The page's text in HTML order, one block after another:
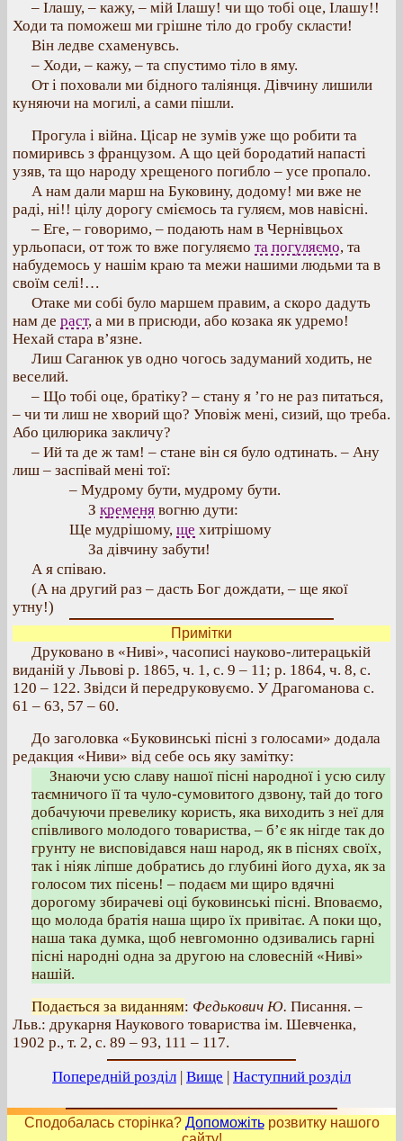
– Ілашу, – кажу, – мій Ілашу! чи що тобі оце, Ілашу!!
Ходи та поможеш ми грішне тіло до гробу скласти!
Він ледве схаменувсь.
– Ходи, – кажу, – та спустимо тіло в яму.
От і поховали ми бідного таліянця. Дівчину лишили
куняючи на могилі, а сами пішли.
Прогула і війна. Цісар не зумів уже що робити та
помиривсь з французом. А що цей бородатий напасті
узяв, та що народу хрещеного погибло – усе пропало.
А нам дали марш на Буковину, додому! ми вже не
раді, ні!! цілу дорогу сміємось та гуляєм, мов навісні.
– Еге, – говоримо, – подають нам в Чернівцьох
урльопаси, от тож то вже погуляємо та погуляємо, та
набудемось у нашім краю та межи нашими людьми та в
своїм селі!…
Отаке ми собі було маршем правим, а скоро дадуть
нам де раст, а ми в присюди, або козака як удремо!
Нехай стара в’язне.
Лиш Саганюк ув одно чогось задуманий ходить, не
веселий.
– Що тобі оце, братіку? – стану я ’го не раз питаться,
– чи ти лиш не хворий що? Уповіж мені, сизий, що треба.
Або цилюрика закличу?
– Ий та де ж там! – стане він ся було одтинать. – Ану
лиш – заспівай мені тої:
– Мудрому бути, мудрому бути.
З кременя вогню дути:
Ще мудрішому, ще хитрішому
За дівчину забути!
А я співаю.
(А на другий раз – дасть Бог дождати, – ще якої
утну!)
Примітки
Друковано в «Ниві», часописі науково-литерацькій
виданій у Львові р. 1865, ч. 1, с. 9 – 11; р. 1864, ч. 8, с.
120 – 122. Звідси й передруковуємо. У Драгоманова с.
61 – 63, 57 – 60.
До заголовка «Буковинські пісні з голосами» додала
редакция «Ниви» від себе ось яку замітку:
Знаючи усю славу нашої пісні народної і усю силу
таємничого її та чуло-сумовитого дзвону, тай до того
добачуючи превелику користь, яка виходить з неї для
співливого молодого товариства, – б’є як нігде так до
грунту не висповідався наш народ, як в піснях своїх,
так і ніяк ліпше добратись до глубині його духа, як за
голосом тих пісень! – подаєм ми щиро вдячні
дорогому збирачеві оці буковинські пісні. Вповаємо,
що молода братія наша щиро їх привітає. А поки що,
наша така думка, щоб невгомонно одзивались гарні
пісні народні одна за другою на словесній «Ниві»
нашій.
Подається за виданням: Федькович Ю. Писання. –
Льв.: друкарня Наукового товариства ім. Шевченка,
1902 р., т. 2, с. 89 – 93, 111 – 117.
Попередній розділ Вище Наступний розділ
Сподобалась сторінка? Допоможітьрозвитку нашого